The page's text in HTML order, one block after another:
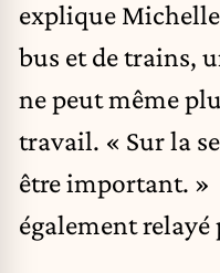
explique
bus et de trains,
ne peut même
travail. « Sur la
être important. »
également relayé